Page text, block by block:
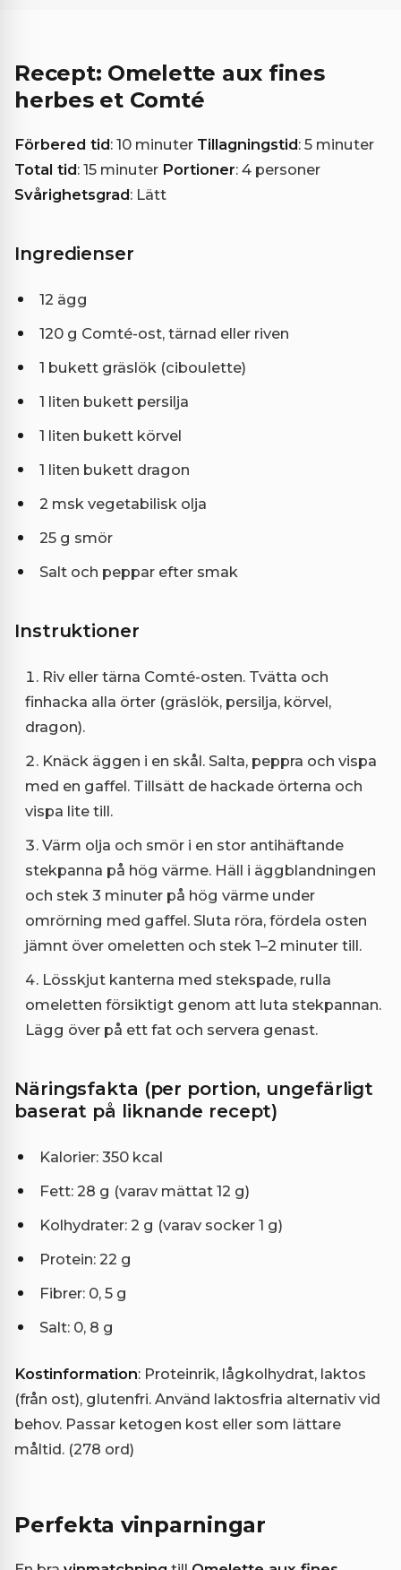
Recept: Omelette aux fines
herbes et Comté
Förbered tid: 10 minuter Tillagningstid: 5 minuter
Total tid: 15 minuter Portioner: 4 personer
Svårighetsgrad: Lätt
Ingredienser
12 ägg
120 g Comté-ost, tärnad eller riven
1 bukett gräslök (ciboulette)
1 liten bukett persilja
1 liten bukett körvel
1 liten bukett dragon
2 msk vegetabilisk olja
25 g smör
Salt och peppar efter smak
Instruktioner
Riv eller tärna Comté-osten. Tvätta och
finhacka alla örter (gräslök, persilja, körvel,
dragon).
Knäck äggen i en skål. Salta, peppra och vispa
med en gaffel. Tillsätt de hackade örterna och
vispa lite till.
Värm olja och smör i en stor antihäftande
stekpanna på hög värme. Häll i äggblandningen
och stek 3 minuter på hög värme under
omrörning med gaffel. Sluta röra, fördela osten
jämnt över omeletten och stek 1–2 minuter till.
Lösskjut kanterna med stekspade, rulla
omeletten försiktigt genom att luta stekpannan.
Lägg över på ett fat och servera genast.
Näringsfakta (per portion, ungefärligt
baserat på liknande recept)
Kalorier: 350 kcal
Fett: 28 g (varav mättat 12 g)
Kolhydrater: 2 g (varav socker 1 g)
Protein: 22 g
Fibrer: 0, 5 g
Salt: 0, 8 g
Kostinformation: Proteinrik, lågkolhydrat, laktos
(från ost), glutenfri. Använd laktosfria alternativ vid
behov. Passar ketogen kost eller som lättare
måltid. (278 ord)
Perfekta vinparningar